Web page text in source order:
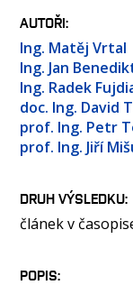
MEDIA
KONTAKT
AUTOŘI
Ing. Matěj Vrtal
Ing. Jan
Ing. Radek
doc. Ing. David
prof. Ing. Petr
prof. Ing. Jiří
DRUH VÝSLEDKU
článek v
POPIS